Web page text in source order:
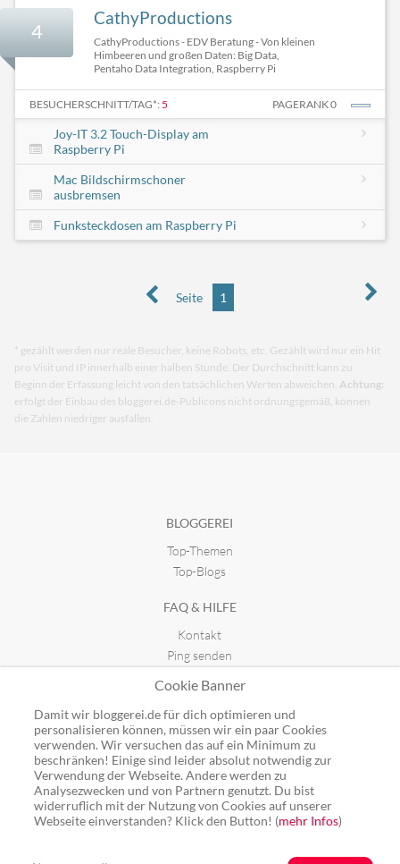
4
CathyProductions
CathyProductions - EDV Beratung - Von kleinen
Himbeeren und großen Daten: Big Data,
Pentaho Data Integration, Raspberry Pi
BESUCHERSCHNITT/TAG*: 5 PAGERANK 0
Joy-IT 3.2 Touch-Display am
Raspberry Pi
Mac Bildschirmschoner
ausbremsen
Funksteckdosen am Raspberry Pi
Seite 1
* gezählt werden nur reale Besucher, keine Robots, etc. Gezählt wird nur ein Hit
pro Visit und IP innerhalb einer halben Stunde. Der Durchschnitt kann zu
Beginn der Erfassung leicht von den tatsächlichen Werten abweichen. Achtung:
erfolgt der Einbau des bloggerei.de-Publicons nicht ordnungsgemäß, können
die Zahlen niedriger ausfallen.
BLOGGEREI
Top-Themen
Top-Blogs
FAQ & HILFE
Kontakt
Ping senden
GUTSCHEINE
Top-Gutscheine
Alle Shops
Cookie Banner
Damit wir bloggerei.de für dich optimieren und
personalisieren können, müssen wir ein paar Cookies
verwenden. Wir versuchen das auf ein Minimum zu
beschränken! Einige sind leider absolut notwendig zur
Verwendung der Webseite. Andere werden zu
Analysezwecken und von Partnern genutzt. Du bist
widerruflich mit der Nutzung von Cookies auf unserer
Webseite einverstanden? Klick den Button! (mehr Infos)